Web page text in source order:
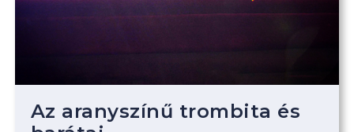
Az aranyszínű trombita és